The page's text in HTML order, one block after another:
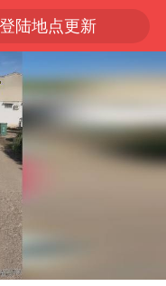
陆地点更新
受10万获刑1年
响中国已成定局
入48小时警戒线
和连扳三局逆转